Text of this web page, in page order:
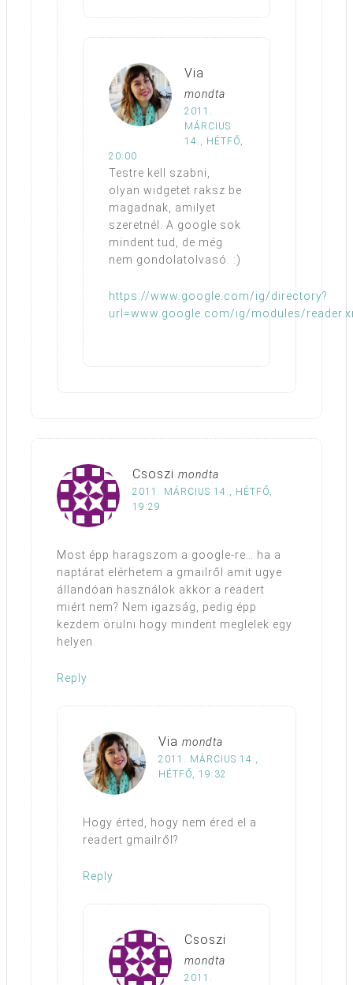
Via
mondta
2011.
MÁRCIUS
14., HÉTFŐ,
20:00
Testre kell szabni,
olyan widgetet raksz be
magadnak, amilyet
szeretnél. A google sok
mindent tud, de még
nem gondolatolvasó. :)
https://www.google.com/ig/directory?
url=www.google.com/ig/modules/
Csoszi mondta
2011. MÁRCIUS 14., HÉTFŐ,
19:29
Most épp haragszom a google-re… ha a
naptárat elérhetem a gmailről amit ugye
állandóan használok akkor a readert
miért nem? Nem igazság, pedig épp
kezdem örülni hogy mindent meglelek egy
helyen.
Reply
Via mondta
2011. MÁRCIUS 14.,
HÉTFŐ, 19:32
Hogy érted, hogy nem éred el a
readert gmailről?
Reply
Csoszi
mondta
2011.